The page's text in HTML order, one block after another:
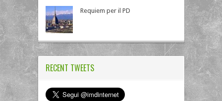
Requiem per il PD
RECENT TWEETS